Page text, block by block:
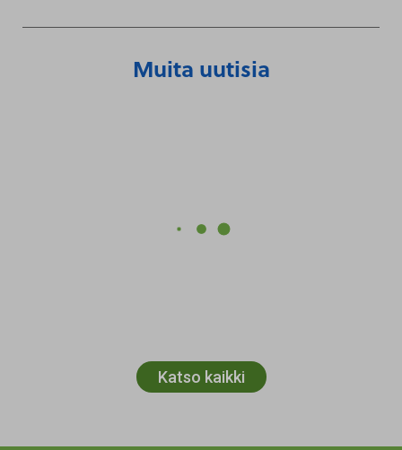
Muita uutisia
Katso kaikki